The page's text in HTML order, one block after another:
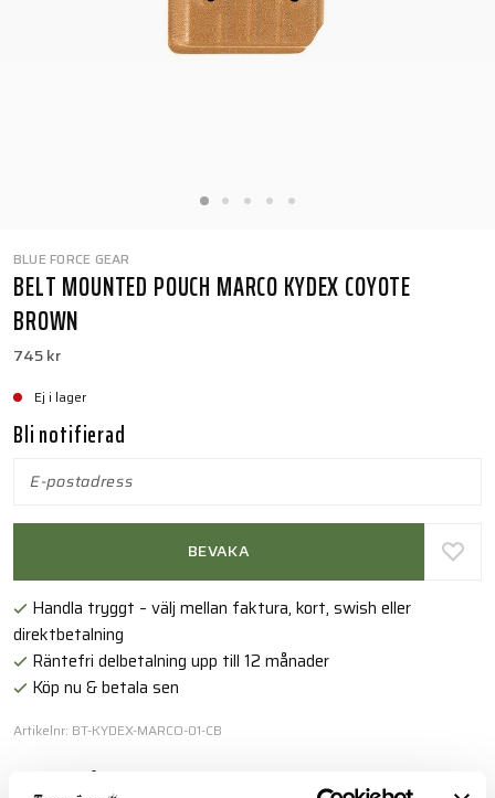
BLUE FORCE GEAR
BELT MOUNTED POUCH MARCO KYDEX COYOTE
BROWN
745 kr
Ej i lager
Bli notifierad
BEVAKA
Handla tryggt – välj mellan faktura, kort, swish eller
direktbetalning
Räntefri delbetalning upp till 12 månader
Köp nu & betala sen
Artikelnr: BT-KYDEX-MARCO-01-CB
Snabb tillgång till taktisk markering.